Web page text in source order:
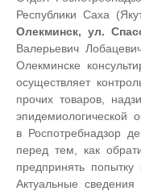
Республики Саха
Олекминск, ул.
Валерьевич
Олекминске
осуществляет
прочих товаров,
эпидемиологической
в Роспотребнадзор
перед тем, как
предпринять
Актуальные